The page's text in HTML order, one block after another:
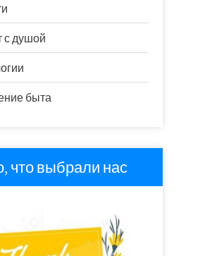
с душой
быта
что выбрали нас